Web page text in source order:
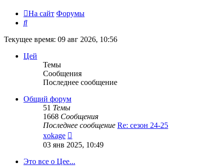
На сайт Форумы
Поиск
Текущее время: 09 авг 2026, 10:56
Цей
Темы
Сообщения
Последнее сообщение
Общий форум
51 Темы
1668 Сообщения
Последнее сообщение Re: сезон 24-25
xokage
к
03 янв 2025, 10:49
Это все о Цее...